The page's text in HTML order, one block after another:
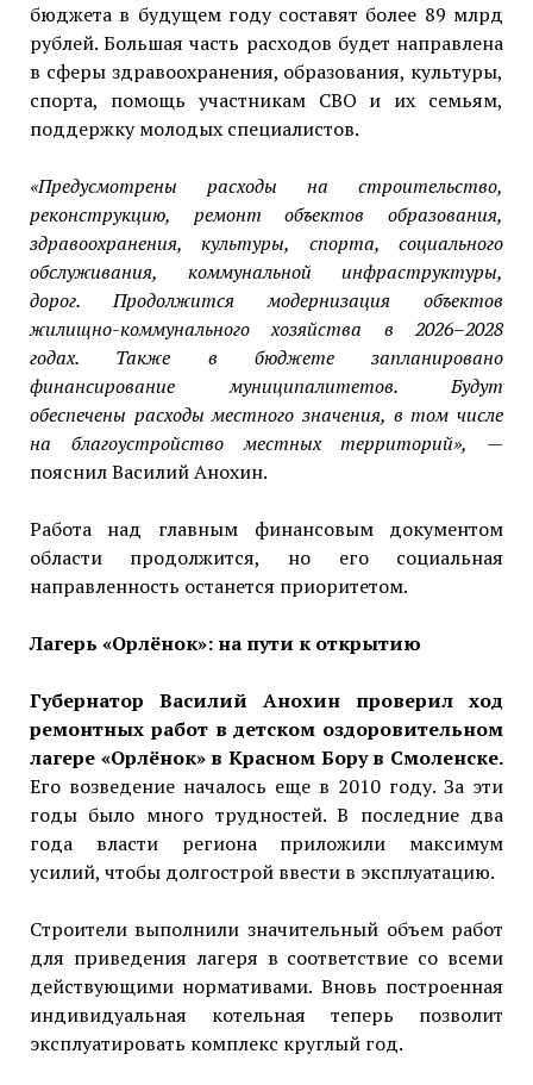
бюджета в будущем году составят более 89 млрд
рублей. Большая часть расходов будет направлена
в сферы здравоохранения, образования, культуры,
спорта, помощь участникам СВО и их семьям,
поддержку молодых специалистов.
«Предусмотрены расходы на строительство,
реконструкцию, ремонт объектов образования,
здравоохранения, культуры, спорта, социального
обслуживания, коммунальной инфраструктуры,
дорог. Продолжится модернизация объектов
жилищно-коммунального хозяйства в 2026–2028
годах. Также в бюджете запланировано
финансирование муниципалитетов. Будут
обеспечены расходы местного значения, в том числе
на благоустройство местных территорий»,
—
пояснил Василий Анохин.
Работа над главным финансовым документом
области продолжится, но его социальная
направленность останется приоритетом.
Лагерь «Орлёнок»: на пути к открытию
Губернатор Василий Анохин проверил ход
ремонтных работ в детском оздоровительном
лагере «Орлёнок» в Красном Бору в Смоленске.
Его возведение началось еще в 2010 году. За эти
годы было много трудностей. В последние два
года власти региона приложили максимум
усилий, чтобы долгострой ввести в эксплуатацию.
Строители выполнили значительный объем работ
для приведения лагеря в соответствие со всеми
действующими нормативами. Вновь построенная
индивидуальная котельная теперь позволит
эксплуатировать комплекс круглый год.